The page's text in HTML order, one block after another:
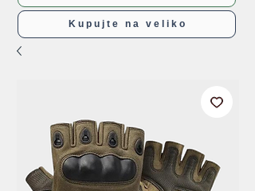
Kupujte na veliko